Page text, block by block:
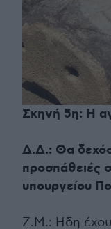
Σκηνή 5η: Η
Δ.Δ.: Θα
προσπάθειές
υπουργείου
Ζ.Μ.: Ηδη